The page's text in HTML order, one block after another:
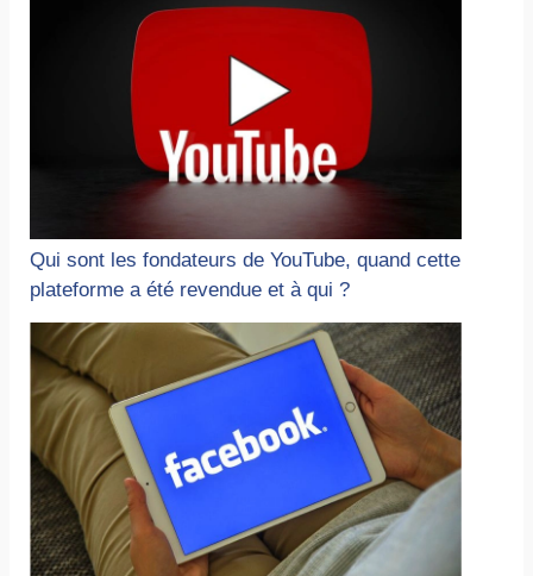
Qui sont les fondateurs de YouTube, quand cette
plateforme a été revendue et à qui ?